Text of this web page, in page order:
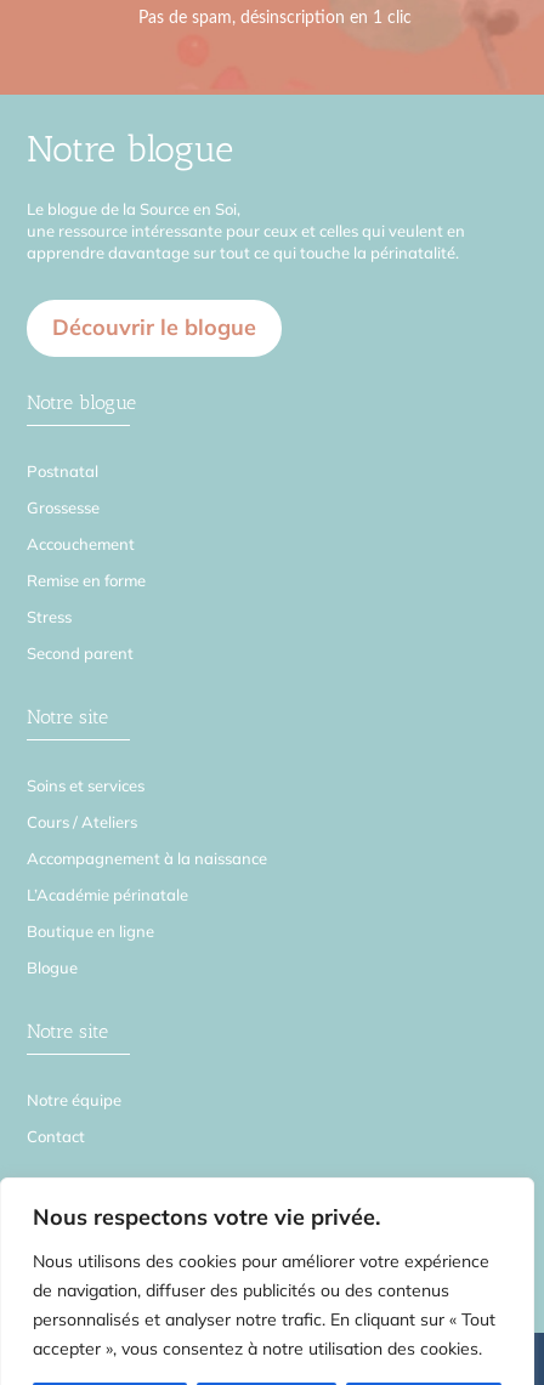
Nous respectons votre vie privée.
Nous utilisons des cookies pour améliorer votre expérience
de navigation, diffuser des publicités ou des contenus
personnalisés et analyser notre trafic. En cliquant sur « Tout
accepter », vous consentez à notre utilisation des cookies.
Notre blogue
Le blogue de la Source en Soi,
une ressource intéressante pour ceux et celles qui veulent en
apprendre davantage sur tout ce qui touche la périnatalité.
Découvrir le blogue
Notre blogue
Postnatal
Grossesse
Accouchement
Remise en forme
Stress
Second parent
Notre site
Soins et services
Cours / Ateliers
Accompagnement à la naissance
L’Académie périnatale
Boutique en ligne
Blogue
Notre site
Notre équipe
Contact
©2026 La Source en Soi – Tous droits réservés | Centre de médecines